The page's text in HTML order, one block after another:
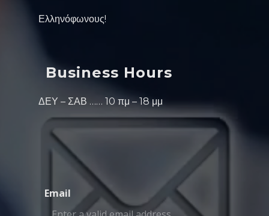
Ελληνόφωνους!
Business Hours
ΔΕΥ – ΣΑΒ …… 10 πμ – 18 μμ
Email